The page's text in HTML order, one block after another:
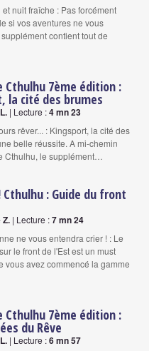
nuit fraîche : Pas forcément
si vos aventures ne vous
contient tout de
Cthulhu 7ème édition :
la cité des brumes
| Lecture :4 mn 23
rêver... : Kingsport, la cité des
belle réussite. A mi-chemin
Cthulhu, le supplément…
: Guide du front
Z. | Lecture :7 mn 24
ne vous entendra crier ! : Le
le front de l'Est est un must
vous avez commencé la gamme
Cthulhu 7ème édition :
du Rêve
| Lecture :6 mn 57